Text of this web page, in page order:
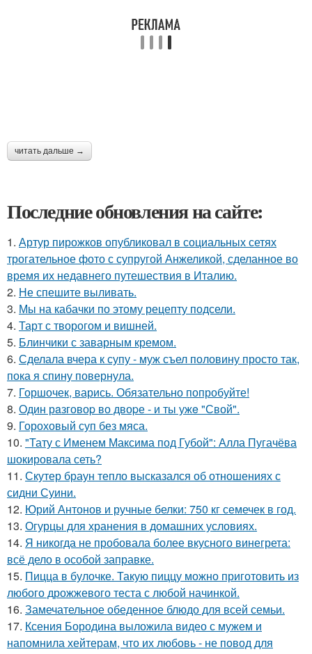
читать дальше →
Последние обновления на сайте:
1. Артур пирожков опубликовал в социальных сетях
трогательное фото с супругой Анжеликой, сделанное во
время их недавнего путешествия в Италию.
2. Не спешите выливать.
3. Мы на кабачки по этому рецепту подсели.
4. Тарт с творогом и вишней.
5. Блинчики с заварным кремом.
6. Сделала вчера к супу - муж съел половину просто так,
пока я спину повернула.
7. Горшочек, варись. Обязательно попробуйте!
8. Один рaзговоp во двоpе - и ты ужe "Свой".
9. Гороховый суп без мяса.
10. "Тату с Именем Максима под Губой": Алла Пугачёва
шокировала сеть?
11. Скутер браун тепло высказался об отношениях с
сидни Суини.
12. Юрий Антонов и ручные белки: 750 кг семечек в год.
13. Огурцы для хранения в домашних условиях.
14. Я никогда не пробовала более вкусного винегрета:
всё дело в особой заправке.
15. Пицца в булочке. Такую пиццу можно приготовить из
любого дрожжевого теста с любой начинкой.
16. Замечательное обеденное блюдо для всей семьи.
17. Ксения Бородина выложила видео с мужем и
напомнила хейтерам, что их любовь - не повод для